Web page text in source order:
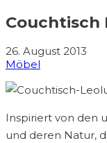
Couchtisch
26. August 2013
Möbel
Inspiriert von den
und deren Natur,